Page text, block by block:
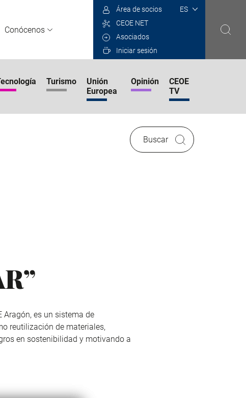
Conócenos
Select
Área de socios
CEOE NET
Asociados
Iniciar sesión
Turismo
Unión
Europea
Opinión
CEOE
TV
Buscar
Aragón, es un sistema de
reutilización de materiales,
en sostenibilidad y motivando a